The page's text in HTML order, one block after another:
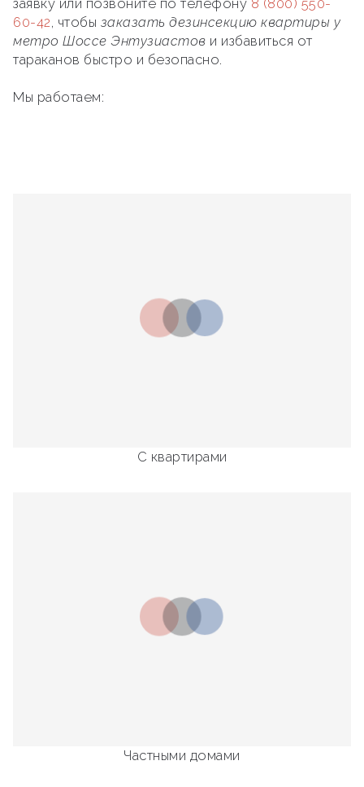
заявку или позвоните по телефону 8 (800) 550-
60-42, чтобы заказать дезинсекцию квартиры у
метро Шоссе Энтузиастов и избавиться от
тараканов быстро и безопасно.
Мы работаем:
С квартирами
Частными домами